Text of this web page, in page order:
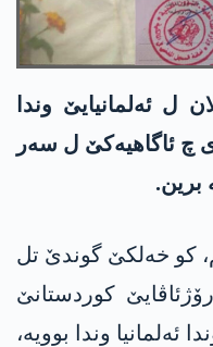
بەریا 5 سالان ل ئەلمانیایێ وندا
وی چ ئاگاھیەکێ ل سەر
برین.
کو خەلکێ گوندێ تل
کوردستانێ
ئەلمانیا وندا بوویە،